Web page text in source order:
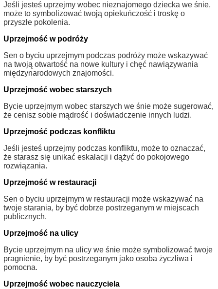
Jeśli jesteś uprzejmy wobec nieznajomego dziecka we śnie,
może to symbolizować twoją opiekuńczość i troskę o
przyszłe pokolenia.
Uprzejmość w podróży
Sen o byciu uprzejmym podczas podróży może wskazywać
na twoją otwartość na nowe kultury i chęć nawiązywania
międzynarodowych znajomości.
Uprzejmość wobec starszych
Bycie uprzejmym wobec starszych we śnie może sugerować,
że cenisz sobie mądrość i doświadczenie innych ludzi.
Uprzejmość podczas konfliktu
Jeśli jesteś uprzejmy podczas konfliktu, może to oznaczać,
że starasz się unikać eskalacji i dążyć do pokojowego
rozwiązania.
Uprzejmość w restauracji
Sen o byciu uprzejmym w restauracji może wskazywać na
twoje starania, by być dobrze postrzeganym w miejscach
publicznych.
Uprzejmość na ulicy
Bycie uprzejmym na ulicy we śnie może symbolizować twoje
pragnienie, by być postrzeganym jako osoba życzliwa i
pomocna.
Uprzejmość wobec nauczyciela